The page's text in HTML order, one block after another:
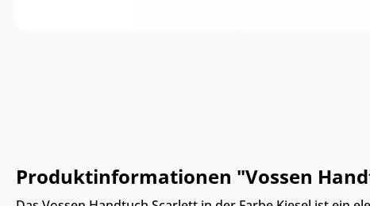
Produktinformationen "Vossen